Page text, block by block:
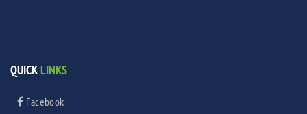
QUICKLINKS
Facebook